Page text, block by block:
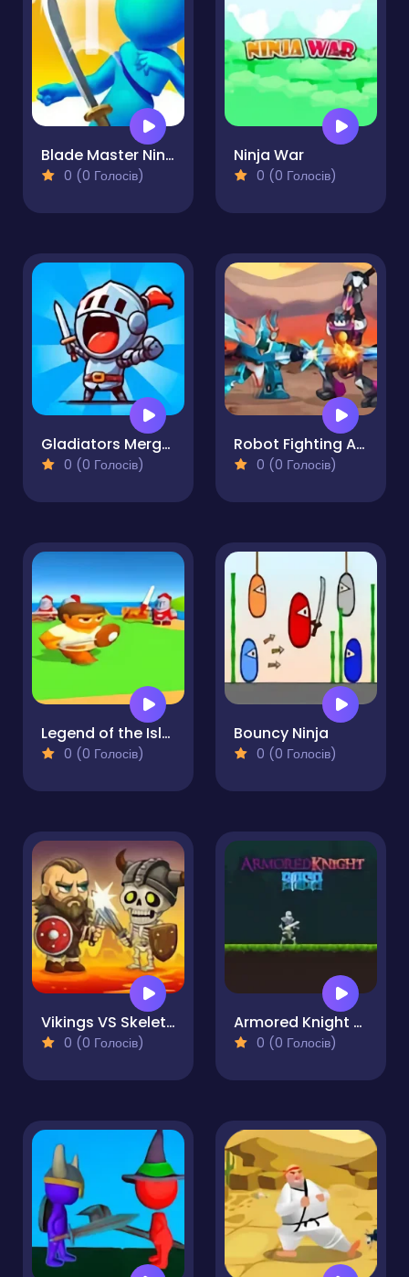
Blade Master Ninja Slash
0 (0 Голосів)
Ninja War
0 (0 Голосів)
Gladiators Merge and Fight
0 (0 Голосів)
Robot Fighting Adventure
0 (0 Голосів)
Legend of the Isles. The Hero's Path
0 (0 Голосів)
Bouncy Ninja
0 (0 Голосів)
Vikings VS Skeletons
0 (0 Голосів)
Armored Knight Saga
0 (0 Голосів)